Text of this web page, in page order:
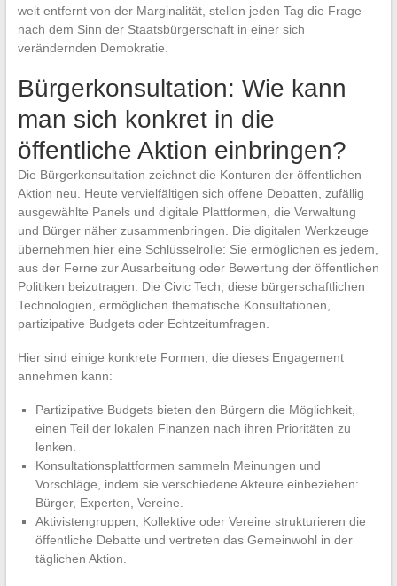
weit entfernt von der Marginalität, stellen jeden Tag die Frage
nach dem Sinn der Staatsbürgerschaft in einer sich
verändernden Demokratie.
Bürgerkonsultation: Wie kann
man sich konkret in die
öffentliche Aktion einbringen?
Die Bürgerkonsultation zeichnet die Konturen der öffentlichen
Aktion neu. Heute vervielfältigen sich offene Debatten, zufällig
ausgewählte Panels und digitale Plattformen, die Verwaltung
und Bürger näher zusammenbringen. Die digitalen Werkzeuge
übernehmen hier eine Schlüsselrolle: Sie ermöglichen es jedem,
aus der Ferne zur Ausarbeitung oder Bewertung der öffentlichen
Politiken beizutragen. Die Civic Tech, diese bürgerschaftlichen
Technologien, ermöglichen thematische Konsultationen,
partizipative Budgets oder Echtzeitumfragen.
Hier sind einige konkrete Formen, die dieses Engagement
annehmen kann:
Partizipative Budgets bieten den Bürgern die Möglichkeit,
einen Teil der lokalen Finanzen nach ihren Prioritäten zu
lenken.
Konsultationsplattformen sammeln Meinungen und
Vorschläge, indem sie verschiedene Akteure einbeziehen:
Bürger, Experten, Vereine.
Aktivistengruppen, Kollektive oder Vereine strukturieren die
öffentliche Debatte und vertreten das Gemeinwohl in der
täglichen Aktion.